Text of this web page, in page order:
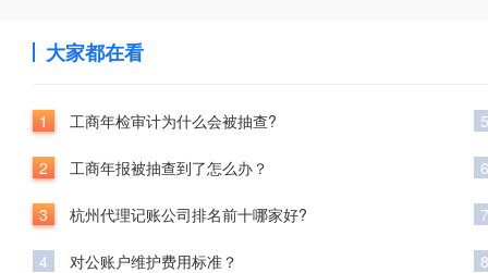
大家都在看
1 工商年检审计为什么会被抽查?
2 工商年报被抽查到了怎么办？
3 杭州代理记账公司排名前十哪家好?
4 对公账户维护费用标准？
5
6
7
8